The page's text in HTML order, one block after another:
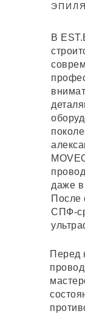
В
даже в
После
СПФ-
Перед
ЛАЗЕРНАЯ
ДИОДНЫМ
Работа со
безопасная,
комфортная
ЛАЗЕРНАЯ
Удаление
боли на